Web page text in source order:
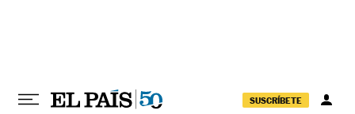
SUSCRÍBETE